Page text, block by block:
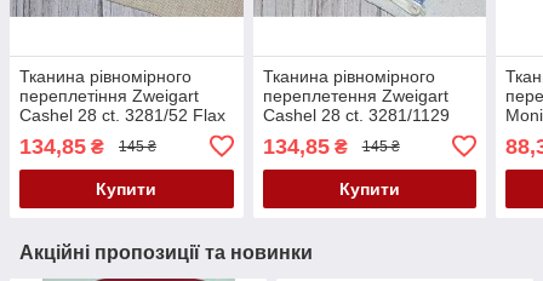
Тканина рівномірного
переплетіння Zweigart
Cashel 28 ct. 3281/52 Flax
льону)
134,85 ₴ 145 ₴
Купити
Тканина рівномірного
переплетення Zweigart
Cashel 28 ct. 3281/1129
точками (White with Blue
Dot
134,85₴ 145 ₴
Купити
Акційні пропозиції та новинки